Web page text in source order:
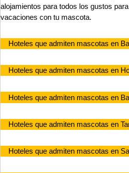
alojamientos para todos los gustos
vacaciones con tu mascota.
Hoteles que admiten mascotas en
Hoteles que admiten mascotas en
Hoteles que admiten mascotas en
Hoteles que admiten mascotas en
Hoteles que admiten mascotas en